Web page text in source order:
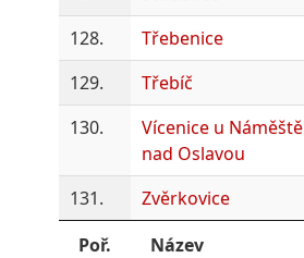
128.
Třebenice
129.
Třebíč
130.
Vícenice u Náměště
nad Oslavou
131. Zvěrkovice
Poř.
Název